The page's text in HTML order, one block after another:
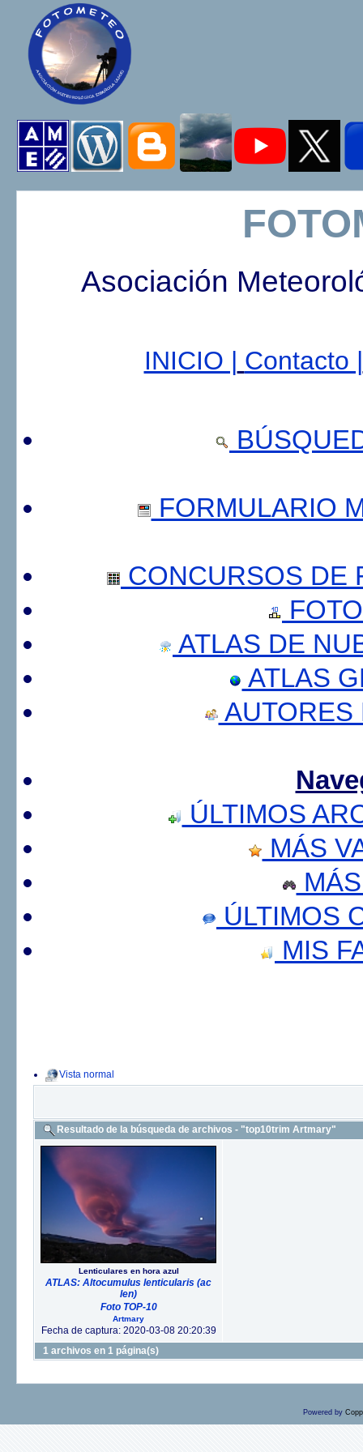
Asociación
INICIO | Contacto |
FORMULARIO
CONCURSOS DE
ATLAS DE
ATLAS
AUTORES
ÚLTIMOS
MÁS
ÚLTIMOS
MIS
Vista normal
Resultado de la búsqueda de archivos - "top10trim Artmary"
Lenticulares en hora azul
ATLAS: Altocumulus lenticularis (ac
len)
Foto TOP-10
Artmary
Fecha de captura: 2020-03-08 20:20:39
1 archivos en 1 página(s)
Powered by